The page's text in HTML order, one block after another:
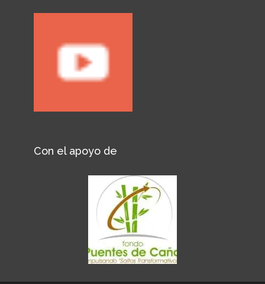
Con el apoyo de